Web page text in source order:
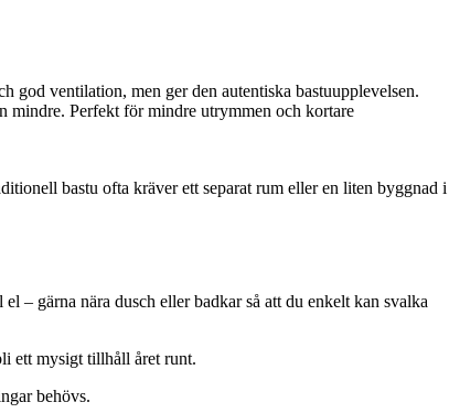
god ventilation, men ger den autentiska bastuupplevelsen.
mindre. Perfekt för mindre utrymmen och kortare
bastu ofta kräver ett separat rum eller en liten byggnad i
– gärna nära dusch eller badkar så att du enkelt kan svalka
ett mysigt tillhåll året runt.
behövs.